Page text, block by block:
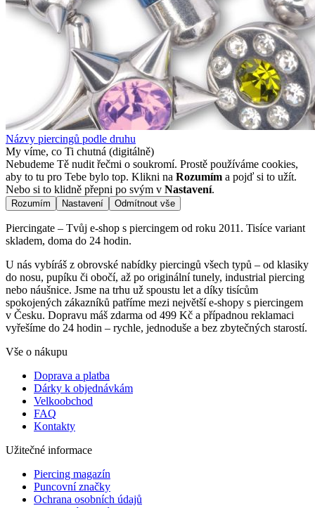
Názvy piercingů podle druhu
My víme, co Ti chutná (digitálně)
Nebudeme Tě nudit řečmi o soukromí. Prostě používáme cookies,
aby to tu pro Tebe bylo top. Klikni na Rozumím a pojď si to užít.
Nebo si to klidně přepni po svým v Nastavení.
Rozumím Nastavení Odmítnout vše
Piercingate – Tvůj e-shop s piercingem od roku 2011. Tisíce variant
skladem, doma do 24 hodin.
U nás vybíráš z obrovské nabídky piercingů všech typů – od klasiky
do nosu, pupíku či obočí, až po originální tunely, industrial piercing
nebo náušnice. Jsme na trhu už spoustu let a díky tisícům
spokojených zákazníků patříme mezi největší e-shopy s piercingem
v Česku. Dopravu máš zdarma od 499 Kč a případnou reklamaci
vyřešíme do 24 hodin – rychle, jednoduše a bez zbytečných starostí.
Vše o nákupu
Doprava a platba
Dárky k objednávkám
Velkoobchod
FAQ
Kontakty
Užitečné informace
Piercing magazín
Puncovní značky
Ochrana osobních údajů